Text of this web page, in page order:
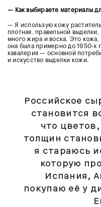
— Как выбираете материалы
— Я использую кожу
плотная, правильной
много жира и воска. Это
она была примерно до 1950-х
кавалерия — основной
и искусство выделки кожи.
Российское
становится
что
толщин
я стараюсь
которую
Испания,
покупаю её у